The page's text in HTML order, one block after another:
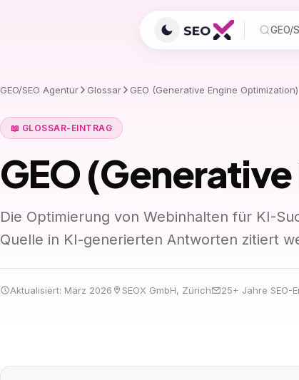
GEO/
GEO/SEO Agentur Glossar GEO (Generative Engine Optimization)
📖 GLOSSAR-EINTRAG
GEO
Die Optimierung von Webinhalten für KI-
Quelle in KI-generierten Antworten zitiert
Aktualisiert: März 2026 SEOX GmbH, Zürich 25+ Jahre SEO-